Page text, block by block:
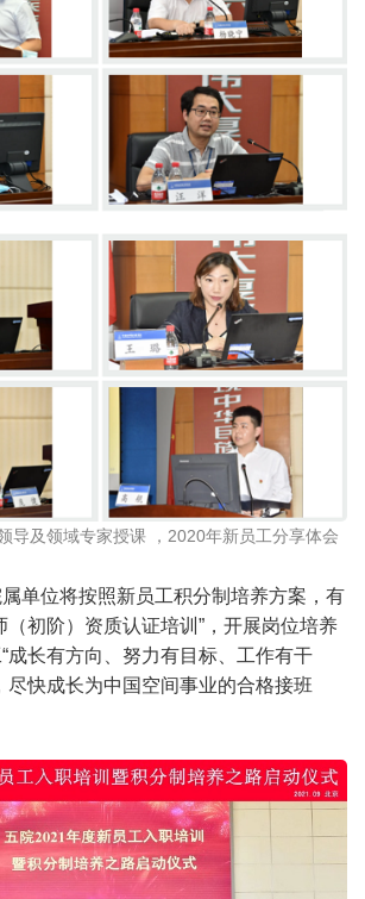
导及领域专家授课 ，2020年新员工分享体会
单位将按照新员工积分制培养方案，有
（初阶）资质认证培训”，开展岗位培养
成长有方向、努力有目标、工作有干
尽快成长为中国空间事业的合格接班